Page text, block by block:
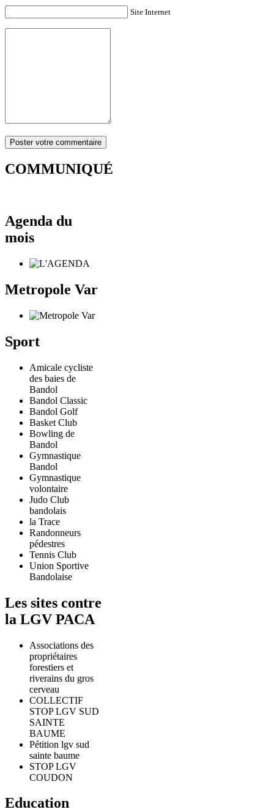
Site Internet
COMMUNIQUÉ
Agenda du
mois
Metropole Var
Sport
Amicale cycliste
des baies de
Bandol
Bandol Classic
Bandol Golf
Basket Club
Bowling de
Bandol
Gymnastique
Bandol
Gymnastique
volontaire
Judo Club
bandolais
la Trace
Randonneurs
pédestres
Tennis Club
Union Sportive
Bandolaise
Les sites contre
la LGV PACA
Associations des
propriétaires
forestiers et
riverains du gros
cerveau
COLLECTIF
STOP LGV SUD
SAINTE
BAUME
Pétition lgv sud
sainte baume
STOP LGV
COUDON
Education